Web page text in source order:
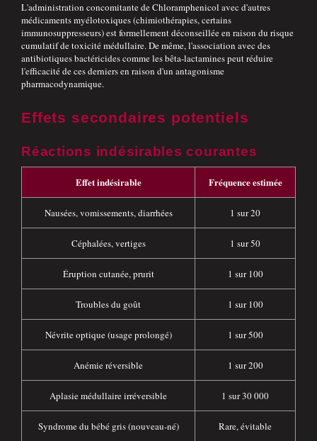
L'administration concomitante de Chloramphenicol avec d'autres
médicaments myélotoxiques (chimiothérapies, certains
immunosuppresseurs) est formellement déconseillée en raison du risque
cumulatif de toxicité médullaire. De même, l'association avec des
antibiotiques bactéricides comme les bêta-lactamines peut réduire
l'efficacité de ces derniers en raison d'un antagonisme
pharmacodynamique.
Effets secondaires potentiels
Réactions indésirables courantes
Effet indésirable Fréquence estimée
Nausées, vomissements, diarrhées 1 sur 20
Céphalées, vertiges 1 sur 50
Éruption cutanée, prurit 1 sur 100
Troubles du goût 1 sur 100
Névrite optique (usage prolongé) 1 sur 500
Anémie réversible 1 sur 200
Aplasie médullaire irréversible 1 sur 30 000
Syndrome du bébé gris (nouveau-né)
Rare, évitable